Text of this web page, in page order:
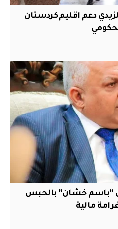
دعم اقليم ‏كردستان
“باسم خشان” بالحبس
مالية